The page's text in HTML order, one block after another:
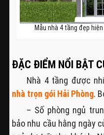
Mẫu nhà 4 tầng đẹp
ĐẶC ĐIỂM NỔI BẬT
Nhà 4 tầng được
nhà trọn gói Hải Phòng.
– Số phòng ngủ
bảo nhu cầu hằng ngày